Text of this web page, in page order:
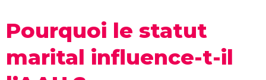
Pourquoi le statut
marital influence-t-il